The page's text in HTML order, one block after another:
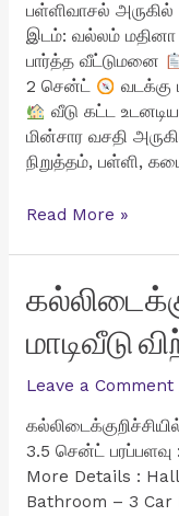
பள்ளிவாசல்
இடம்: வல்லம் மதினா
பார்த்த வீட்டுமனை
2 சென்ட்
வீடு கட்ட
மின்சார வசதி
நிறுத்தம், பள்ளி,
வல்லம்
பள்ளிவாசல்
அருகில்
2
சென்ட்
வீட்டுமனை
விற்பனைக்கு
Read More »
மாடிவீடு
Leave a Comment
3.5 சென்ட் பரப்பளவு
More Details :
Bathroom – 3